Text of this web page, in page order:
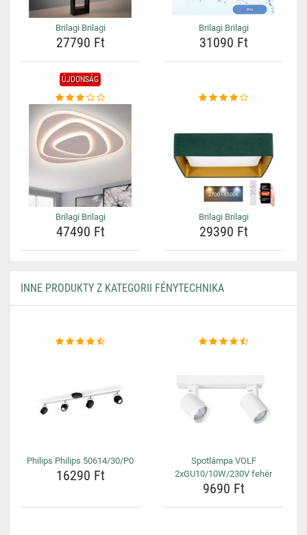
Brilagi Brilagi
27790 Ft
Brilagi Brilagi
31090 Ft
ÚJDONSÁG
Brilagi Brilagi
47490 Ft
Brilagi Brilagi
29390 Ft
INNE PRODUKTY Z KATEGORII FÉNYTECHNIKA
Philips Philips 50614/30/P0
16290 Ft
Spotlámpa VOLF
2xGU10/10W/230V fehér
9690 Ft